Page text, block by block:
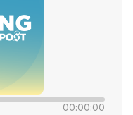
calcio 2026
00:00:00